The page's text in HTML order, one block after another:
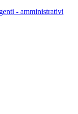
- amministrativi